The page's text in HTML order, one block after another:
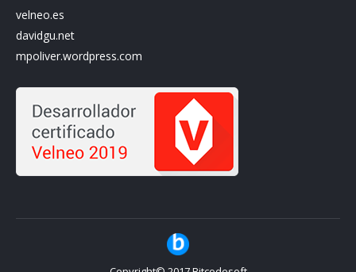
velneo.es
davidgu.net
mpoliver.wordpress.com